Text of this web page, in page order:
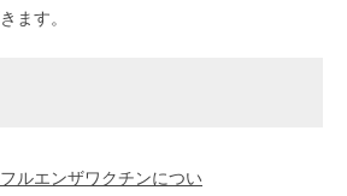
ます。
ルエンザワクチンについ